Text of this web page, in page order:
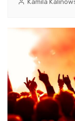
Kamila